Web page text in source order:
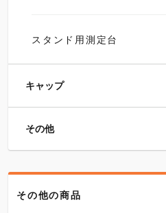
スタンド用測定台
キャップ
その他
その他の商品